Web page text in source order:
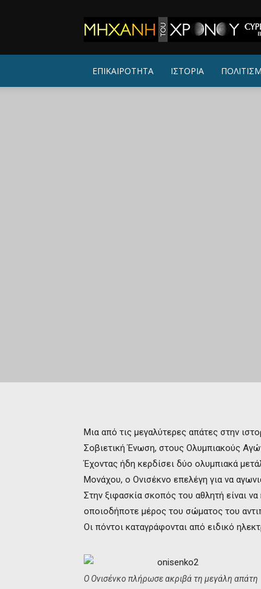
ΤΟΥ
ΧΡΟΝΟΥ
ΕΠΙΚΑΙΡΟΤΗΤΑ ΙΣΤΟΡΙΑ
Μια από τις μεγαλύτερες απάτες στην
Σοβιετική Ένωση, στους Ολυμπιακούς
Έχοντας ήδη κερδίσει δύο ολυμπιακά
Μονάχου, ο Ονισέκνο επελέγη για να
Στην ξιφασκία σκοπός του αθλητή είναι
οποιοδήποτε μέρος του σώματος του
Οι πόντοι καταγράφονται από ειδικό
Ο Ονισένκο πλήρωσε ακριβά τη μεγάλη απάτη